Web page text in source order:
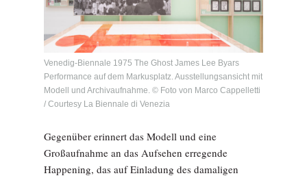
Venedig-Biennale 1975 The Ghost James Lee Byars
Performance auf dem Markusplatz. Ausstellungsansicht mit
Modell und Archivaufnahme. © Foto von Marco Cappelletti
/ Courtesy La Biennale di Venezia
Gegenüber erinnert das Modell und eine
Großaufnahme an das Aufsehen erregende
Happening, das auf Einladung des damaligen